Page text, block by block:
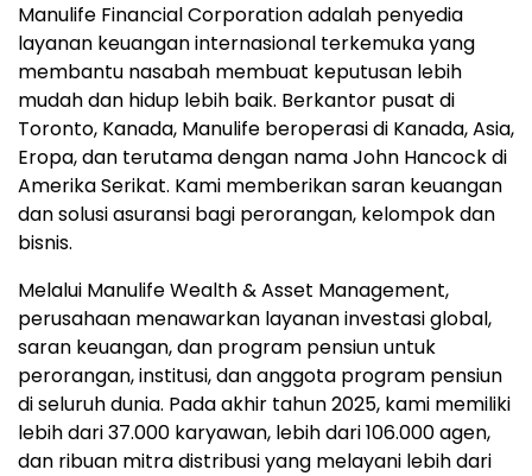
Manulife Financial Corporation adalah penyedia
layanan keuangan internasional terkemuka yang
membantu nasabah membuat keputusan lebih
mudah dan hidup lebih baik. Berkantor pusat di
Toronto, Kanada, Manulife beroperasi di Kanada, Asia,
Eropa, dan terutama dengan nama John Hancock di
Amerika Serikat. Kami memberikan saran keuangan
dan solusi asuransi bagi perorangan, kelompok dan
bisnis.
Melalui Manulife Wealth & Asset Management,
perusahaan menawarkan layanan investasi global,
saran keuangan, dan program pensiun untuk
perorangan, institusi, dan anggota program pensiun
di seluruh dunia. Pada akhir tahun 2025, kami memiliki
lebih dari 37.000 karyawan, lebih dari 106.000 agen,
dan ribuan mitra distribusi yang melayani lebih dari